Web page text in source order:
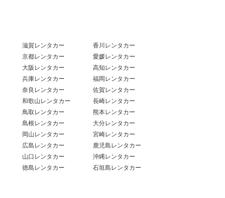
滋賀レンタカー
京都レンタカー
大阪レンタカー
兵庫レンタカー
奈良レンタカー
和歌山レンタカー
鳥取レンタカー
島根レンタカー
岡山レンタカー
広島レンタカー
山口レンタカー
徳島レンタカー
香川レンタカー
愛媛レンタカー
高知レンタカー
福岡レンタカー
佐賀レンタカー
長崎レンタカー
熊本レンタカー
大分レンタカー
宮崎レンタカー
鹿児島レンタカー
沖縄レンタカー
石垣島レンタカー